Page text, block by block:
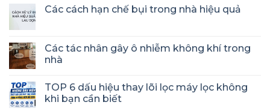
Các cách hạn chế bụi trong nhà hiệu quả
Các tác nhân gây ô nhiễm không khí trong
nhà
TOP 6 dấu hiệu thay lõi lọc máy lọc không
khi bạn cần biết